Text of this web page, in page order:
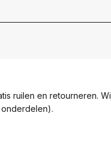
ruilen en retourneren.